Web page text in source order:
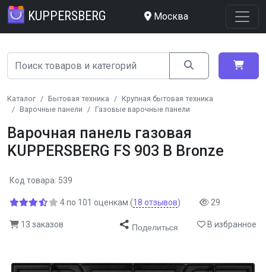
KUPPERSBERG Москва
Каталог Бытовая техника
Крупная бытовая техника
Варочные панели
Газовые варочные панели
Варочная панель газовая
KUPPERSBERG FS 903 B Bronze
Код товара: 539
4по 101 оценкам (18 отзывов) 29
13 заказов Поделиться В избранное